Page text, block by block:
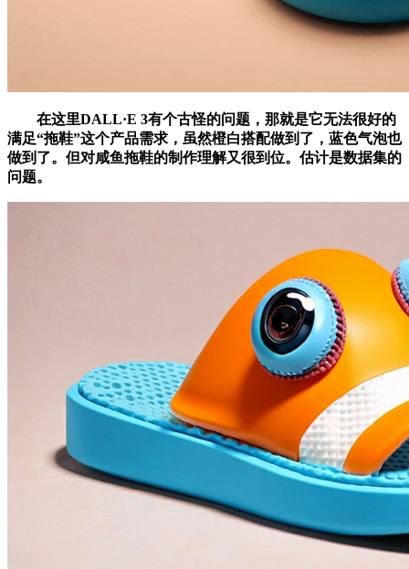
在这里DALL·E 3有个古怪的问题，那就是它无法很好的
满足“拖鞋”这个产品需求，虽然橙白搭配做到了，蓝色气泡也
做到了。但对咸鱼拖鞋的制作理解又很到位。估计是数据集的
问题。